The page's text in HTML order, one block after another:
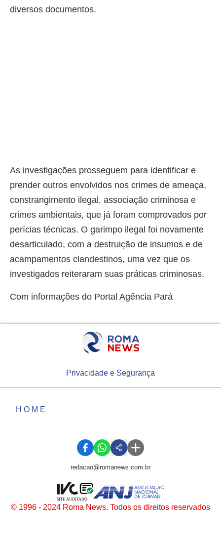
diversos documentos.
As investigações prosseguem para identificar e
prender outros envolvidos nos crimes de ameaça,
constrangimento ilegal, associação criminosa e
crimes ambientais, que já foram comprovados por
perícias técnicas. O garimpo ilegal foi novamente
desarticulado, com a destruição de insumos e de
acampamentos clandestinos, uma vez que os
investigados reiteraram suas práticas criminosas.
Com informações do Portal Agência Pará
Privacidade e Segurança
HOME
redacao@romanews.com.br
© 1996 - 2024 Roma News. Todos os direitos reservados
SITE AUDITADO